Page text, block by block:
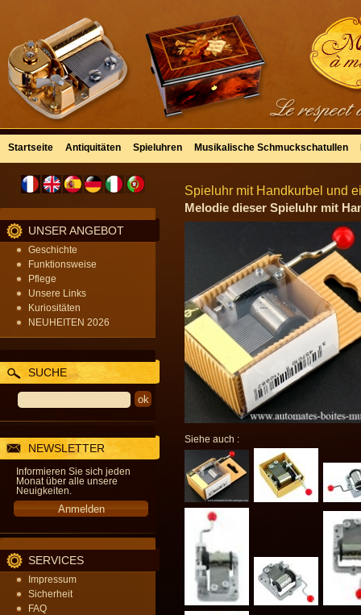
Startseite Antiquitäten Spieluhren Musikalische Schmuckschatullen
UNSER ANGEBOT
Geschichte
Funktionsweise
Pflege
Unsere Links
Kuriositäten
NEUHEITEN 2026
SUCHE
NEWSLETTER
Informieren Sie sich jeden
Monat über alle unsere
Neuigkeiten.
SERVICES
Impressum
Sicherheit
FAQ
Spieluhr mit Handkurbel und
Melodie dieser Spieluhr mit
Siehe auch :